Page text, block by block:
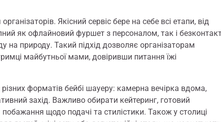
Якісний сервіс бере на себе всі етапи, від
як офлайновий фуршет з персоналом, так і
на природу. Такий підхід дозволяє організаторам
майбутньої мами, довіривши питання їжі
форматів бейбі шауеру: камерна вечірка вдома,
захід. Важливо обирати кейтеринг, готовий
щодо подачі та стилістики. Також у столиці